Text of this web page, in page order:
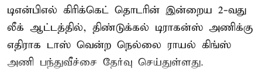
டிஎன்பிஎல் கிரிக்கெட் தொடரின் இன்றைய 2-வது
லீக் ஆட்டத்தில், திண்டுக்கல் டிராகன்ஸ் அணிக்கு
எதிராக டாஸ் வென்ற நெல்லை ராயல் கிங்ஸ்
அணி பந்துவீச்சை தேர்வு செய்துள்ளது.